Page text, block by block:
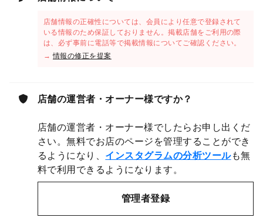
店舗情報の正確性については、会員により任意で登録されて
いる情報のため保証しておりません。掲載店舗をご利用の際
は、必ず事前に電話等で掲載情報についてご確認ください。
→情報の修正を提案
店舗の運営者・オーナー様ですか？
店舗の運営者・オーナー様でしたらお申し出くだ
さい。無料でお店のページを管理することができ
るようになり、 インスタグラムの分析ツールも無
料で利用できるようになります。
管理者登録